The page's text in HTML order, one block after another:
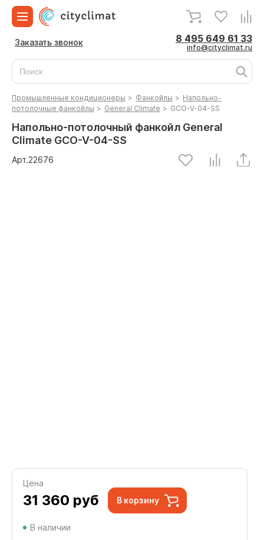
Заказать звонок 8 495 649 61 33
info@cityclimat.ru
Промышленные кондиционеры > Фанкойлы > Напольно-
потолочные фанкойлы > General Climate > GCO-V-04-SS
Напольно-потолочный фанкойл General
Climate GCO-V-04-SS
Арт.22676
Цена
31 360 руб В корзину
В наличии